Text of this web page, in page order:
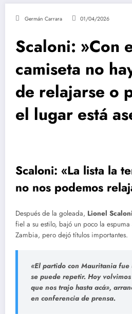
Germán Carrara 01/04/2026
Scaloni: »Con
camiseta no
de relajarse o
el lugar está
Scaloni: «La lista la
no nos podemos
Después de la goleada, Lionel Scaloni
fiel a su estilo, bajó un poco la
Zambia, pero dejó títulos importantes.
«El partido con Mauritania fue
se puede repetir. Hoy
que nos trajo hasta acá»,
en conferencia de prensa.